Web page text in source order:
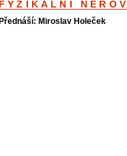
FYZIKÁLNÍ
Miroslav Holeček